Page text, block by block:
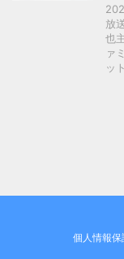
放
也
ァ
ッ
個人情報保